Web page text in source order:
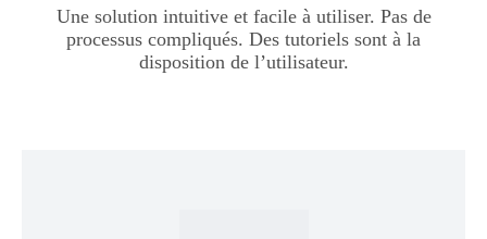
Une solution intuitive et facile à utiliser. Pas de
processus compliqués. Des tutoriels sont à la
disposition de l’utilisateur.